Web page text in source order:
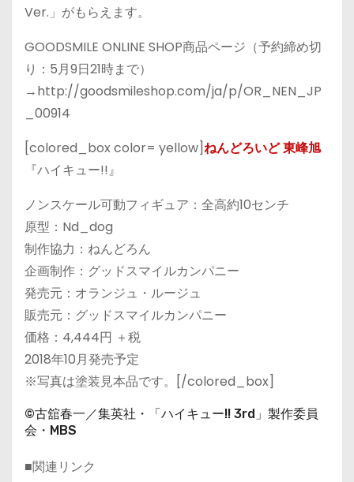
Ver.」がもらえます。
GOODSMILE ONLINE SHOP商品ページ（予約締め切
り：5月9日21時まで）
→http://goodsmileshop.com/ja/p/OR_NEN_JP
_00914
[colored_box color= yellow]ねんどろいど 東峰旭
『ハイキュー!!』
ノンスケール可動フィギュア：全高約10センチ
原型：Nd_dog
制作協力：ねんどろん
企画制作：グッドスマイルカンパニー
発売元：オランジュ・ルージュ
販売元：グッドスマイルカンパニー
価格：4,444円 ＋税
2018年10月発売予定
※写真は塗装見本品です。[/colored_box]
©古舘春一／集英社・「ハイキュー!! 3rd」製作委員
会・MBS
■関連リンク